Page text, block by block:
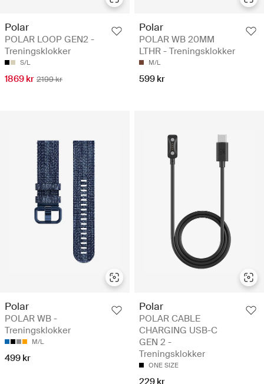
Polar
POLAR LOOP GEN2 -
Treningsklokker
S/L
1869 kr 2199 kr
Polar
POLAR WB 20MM
LTHR - Treningsklokker
M/L
599 kr
Polar
POLAR WB -
Treningsklokker
M/L
499 kr
Polar
POLAR CABLE
CHARGING USB-C
GEN 2 -
Treningsklokker
ONE SIZE
229 kr